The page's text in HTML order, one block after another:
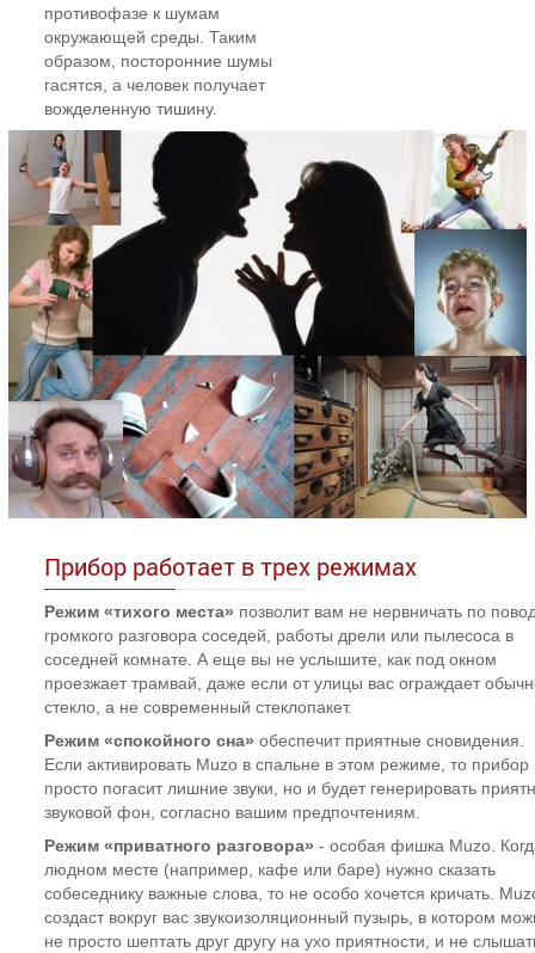
противофазе к шумам
окружающей среды. Таким
образом, посторонние шумы
гасятся, а человек получает
вожделенную тишину.
Прибор работает в трех режимах
Режим «тихого места» позволит вам не нервничать по
громкого разговора соседей, работы дрели или пылесоса в
соседней комнате. А еще вы не услышите, как под окном
проезжает трамвай, даже если от улицы вас ограждает
стекло, а не современный стеклопакет.
Режим «спокойного сна» обеспечит приятные сновидения.
Если активировать Muzo в спальне в этом режиме, то прибор
просто погасит лишние звуки, но и будет генерировать
звуковой фон, согласно вашим предпочтениям.
Режим «приватного разговора» - особая фишка Muzo.
людном месте (например, кафе или баре) нужно сказать
собеседнику важные слова, то не особо хочется кричать.
создаст вокруг вас звукоизоляционный пузырь, в котором
не просто шептать друг другу на ухо приятности, и не